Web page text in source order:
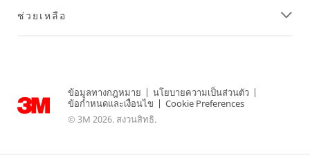
ช่วยเหลือ
ข้อมูลทางกฎหมาย | นโยบายความเป็นส่วนตัว |
ข้อกำหนดและเงื่อนไข | Cookie Preferences
© 3M 2026. สงวนสิทธิ.